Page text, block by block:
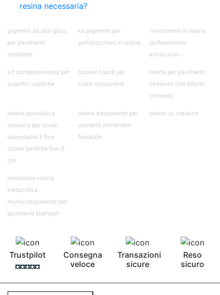
resina necessaria?
pigmenti ad alto gloss
per pavimenti
resistenti
kit pigmenti per
portabicchieri in resina
rivestimenti in resina
professionale
antiscivolo
kit completo resina per
superfici rustiche
tutorial liquidi per
colori trasparenti
resina per pavimenti
cemento con effetto
cemento
resina epossidica
atossica per tavoli
epoxytable 5 five
colate perfette fino 5
cm
resina trasparente per
contatto alimentare
foodsafe
resina uv creation
resinstone resina
metacrilica
monocomponente per
pavimenti stampati
Trustpilot
Consegna
veloce
Transazioni
sicure
Reso
sicuro